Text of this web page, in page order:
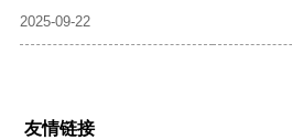
2025-09-22
友情链接